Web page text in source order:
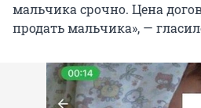
мальчика срочно. Цена
продать мальчика», —